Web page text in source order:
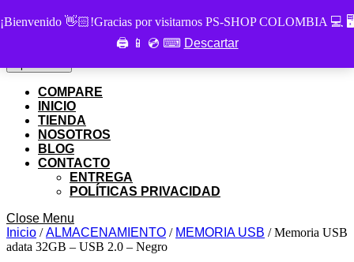
¡Bienvenido 👋🏻!Gracias por visitarnos PS-SHOP COLOMBIA 💻 🖥
🖨 📱 💿 ⌨ Descartar
Skip
to
content
PS SHOP COLOMBIA
Buscar
Account
item
Menu
COMPARE
INICIO
TIENDA
NOSOTROS
BLOG
CONTACTO
ENTREGA
POLÍTICAS PRIVACIDAD
Close Menu
Menu
Inicio /ALMACENAMIENTO / MEMORIA USB / Memoria USB
adata 32GB – USB 2.0 – Negro